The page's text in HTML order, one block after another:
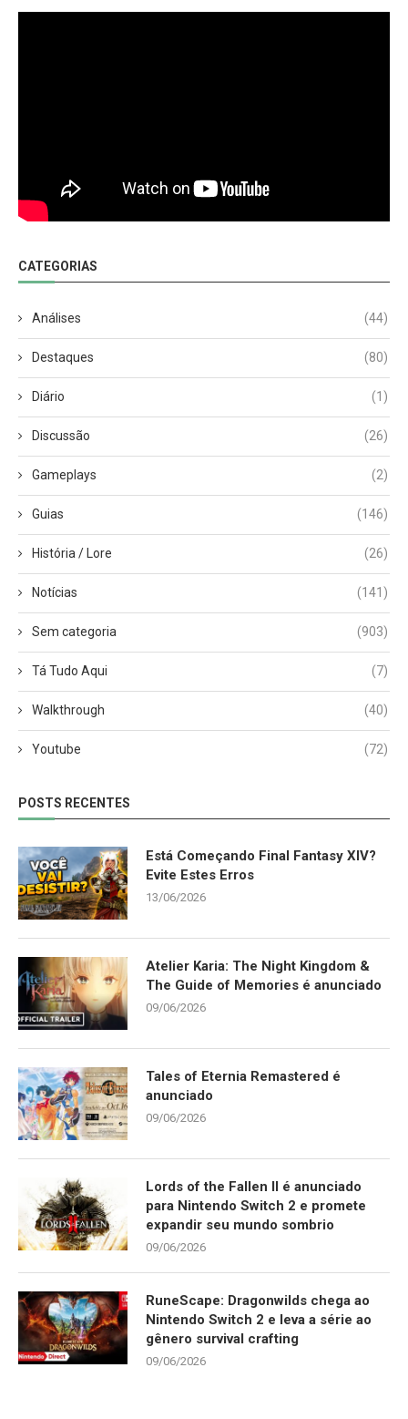
CATEGORIAS
Análises (44)
Destaques (80)
Diário (1)
Discussão (26)
Gameplays (2)
Guias (146)
História / Lore (26)
Notícias (141)
Sem categoria (903)
Tá Tudo Aqui (7)
Walkthrough (40)
Youtube (72)
POSTS RECENTES
Está Começando Final Fantasy XIV?
Evite Estes Erros
13/06/2026
Atelier Karia: The Night Kingdom &
The Guide of Memories é anunciado
09/06/2026
Tales of Eternia Remastered é
anunciado
09/06/2026
Lords of the Fallen II é anunciado
para Nintendo Switch 2 e promete
expandir seu mundo sombrio
09/06/2026
RuneScape: Dragonwilds chega ao
Nintendo Switch 2 e leva a série ao
gênero survival crafting
09/06/2026